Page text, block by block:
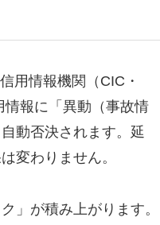
用情報機関（CIC・
情報に「異動（事故情
動否決されます。延
変わりません。
」が積み上がります。